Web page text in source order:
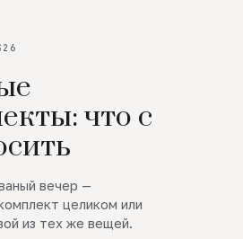
что с
вечер —
целиком или
из тех же вещей.